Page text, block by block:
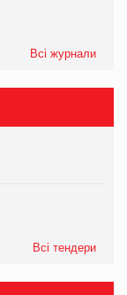
Всі журнали
Всі тендери